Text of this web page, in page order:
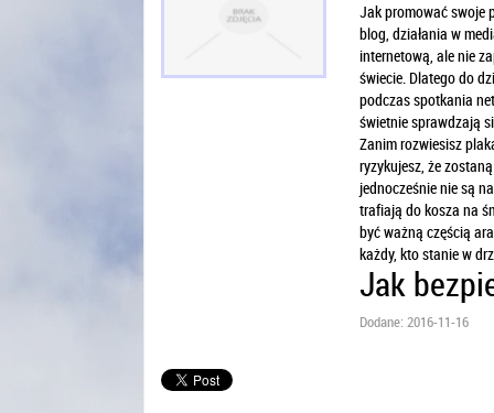
Jak promować swoje
blog, działania w
internetową, ale nie
świecie. Dlatego do
podczas spotkania
świetnie sprawdzają
Zanim rozwiesisz
ryzykujesz, że
jednocześnie nie są
trafiają do kosza na
być ważną częścią
każdy, kto stanie w
Jak
Dodane: 2016-11-16